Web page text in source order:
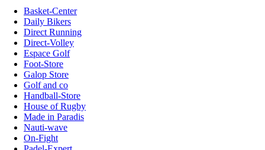
Basket-Center
Daily Bikers
Direct Running
Direct-Volley
Espace Golf
Foot-Store
Galop Store
Golf and co
Handball-Store
House of Rugby
Made in Paradis
Nauti-wave
On-Fight